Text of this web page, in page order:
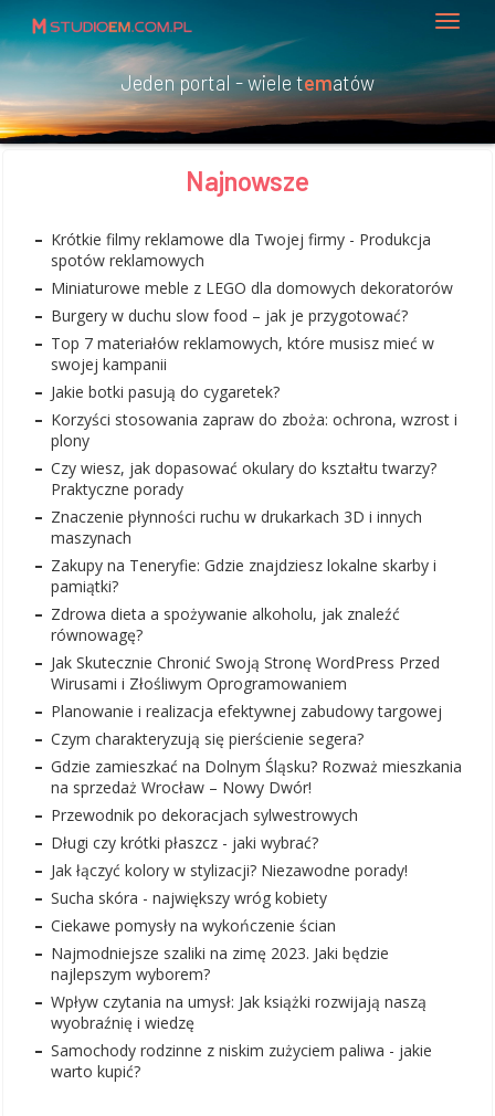
Jeden portal - wiele tematów
Najnowsze
Krótkie filmy reklamowe dla Twojej firmy - Produkcja
spotów reklamowych
Miniaturowe meble z LEGO dla domowych dekoratorów
Burgery w duchu slow food – jak je przygotować?
Top 7 materiałów reklamowych, które musisz mieć w
swojej kampanii
Jakie botki pasują do cygaretek?
Korzyści stosowania zapraw do zboża: ochrona, wzrost i
plony
Czy wiesz, jak dopasować okulary do kształtu twarzy?
Praktyczne porady
Znaczenie płynności ruchu w drukarkach 3D i innych
maszynach
Zakupy na Teneryfie: Gdzie znajdziesz lokalne skarby i
pamiątki?
Zdrowa dieta a spożywanie alkoholu, jak znaleźć
równowagę?
Jak Skutecznie Chronić Swoją Stronę WordPress Przed
Wirusami i Złośliwym Oprogramowaniem
Planowanie i realizacja efektywnej zabudowy targowej
Czym charakteryzują się pierścienie segera?
Gdzie zamieszkać na Dolnym Śląsku? Rozważ mieszkania
na sprzedaż Wrocław – Nowy Dwór!
Przewodnik po dekoracjach sylwestrowych
Długi czy krótki płaszcz - jaki wybrać?
Jak łączyć kolory w stylizacji? Niezawodne porady!
Sucha skóra - największy wróg kobiety
Ciekawe pomysły na wykończenie ścian
Najmodniejsze szaliki na zimę 2023. Jaki będzie
najlepszym wyborem?
Wpływ czytania na umysł: Jak książki rozwijają naszą
wyobraźnię i wiedzę
Samochody rodzinne z niskim zużyciem paliwa - jakie
warto kupić?